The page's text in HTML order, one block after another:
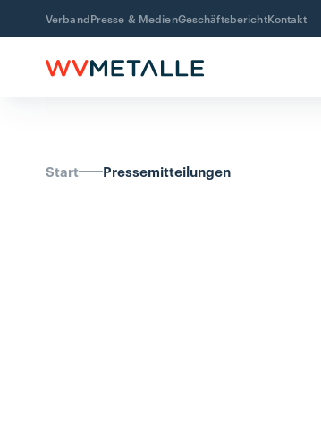
VerbandPresse & MedienGeschäftsberichtKontakt
Start Pressemitteilungen